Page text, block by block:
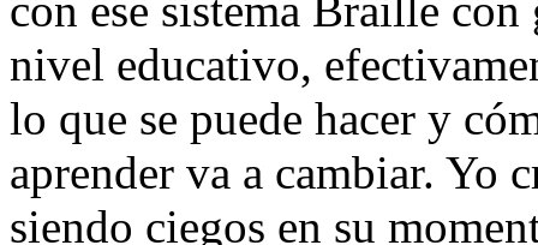
nivel educativo,
lo que se puede hacer y
aprender va a cambiar. Yo
siendo ciegos en su